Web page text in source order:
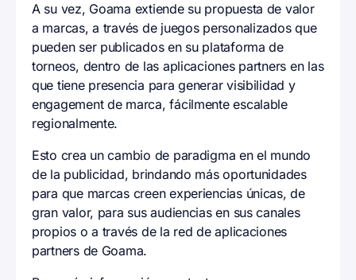
A su vez, Goama extiende su propuesta de valor
a marcas, a través de juegos personalizados que
pueden ser publicados en su plataforma de
torneos, dentro de las aplicaciones partners en las
que tiene presencia para generar visibilidad y
engagement de marca, fácilmente escalable
regionalmente.
Esto crea un cambio de paradigma en el mundo
de la publicidad, brindando más oportunidades
para que marcas creen experiencias únicas, de
gran valor, para sus audiencias en sus canales
propios o a través de la red de aplicaciones
partners de Goama.